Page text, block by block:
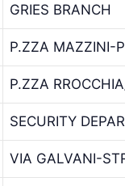
GRIES BRANCH
P.ZZA MAZZINI-
P.ZZA
SECURITY
VIA GALVANI-